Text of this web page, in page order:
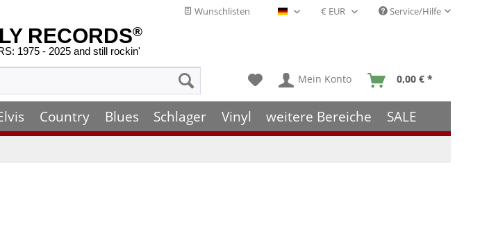
Wunschlisten Deutsch - DE Service/Hilfe
RECORDS®
1975 - 2025 and still rockin'
Mein Konto 0,00 € *
Country Blues Schlager Vinyl weitere Bereiche SALE